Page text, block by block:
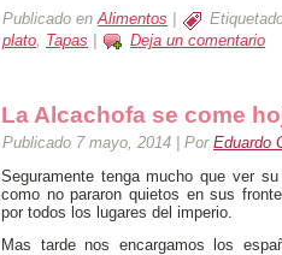
Publicado en Alimentos
plato, Tapas Deja un comentario
La Alcachofa se come
Publicado 7 mayo, 2014 Por Eduardo
Seguramente tenga mucho que ver
como no pararon quietos en sus
por todos los lugares del imperio.
Mas tarde nos encargamos los